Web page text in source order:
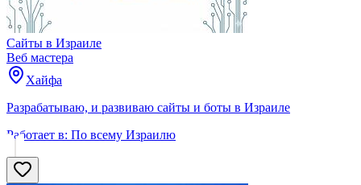
Сайты в Израиле
Веб мастера
Хайфа
Разрабатываю, и развиваю сайты и боты в Израиле
Работает в: По всему Израилю